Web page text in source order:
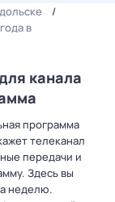
в
канала
программа
телеканал
передачи и
Здесь вы
неделю.